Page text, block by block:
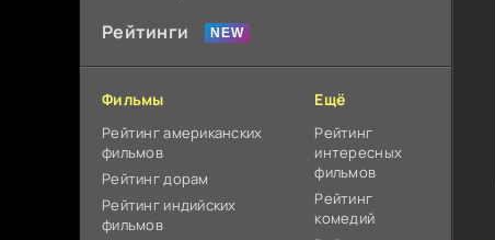
Рейтинги
Фильмы
Рейтинг американских
фильмов
Рейтинг дорам
Рейтинг индийских
фильмов
Ещё
Рейтинг
интересных
фильмов
Рейтинг
комедий